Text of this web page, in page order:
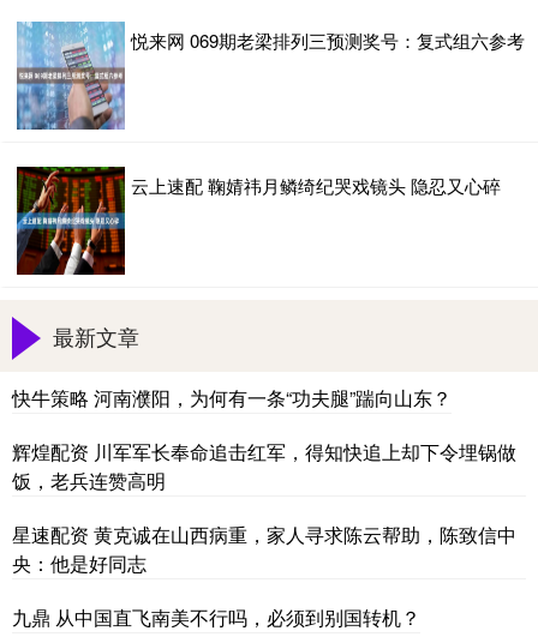
悦来网 069期老梁排列三预测奖号：复式组六参考
云上速配 鞠婧祎月鳞绮纪哭戏镜头 隐忍又心碎
最新文章
快牛策略 河南濮阳，为何有一条“功夫腿”踹向山东？
辉煌配资 川军军长奉命追击红军，得知快追上却下令埋锅做
饭，老兵连赞高明
星速配资 黄克诚在山西病重，家人寻求陈云帮助，陈致信中
央：他是好同志
九鼎 从中国直飞南美不行吗，必须到别国转机？